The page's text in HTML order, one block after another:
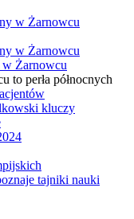
w Żarnowcu
to perła północnych
kluczy
tajniki nauki